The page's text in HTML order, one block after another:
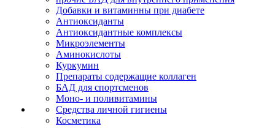
Добавки и витаминны при диабете
Антиоксиданты
Антиоксидантные комплексы
Микроэлементы
Аминокислоты
Куркумин
Препараты содержащие коллаген
БАД для спортсменов
Моно- и поливитамины
Средства личной гигиены
Косметика